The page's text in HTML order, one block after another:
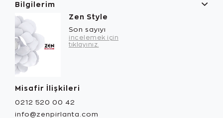
Bilgilerim
Zen Style
Son sayıyı
incelemek için
tıklayınız.
Misafir İlişkileri
0212 520 00 42
info@zenpirlanta.com